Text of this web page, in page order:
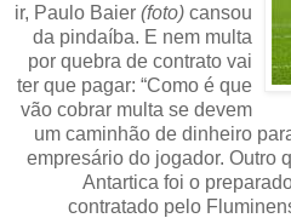
ir, Paulo Baier (foto) cansou
da pindaíba. E nem multa
por quebra de contrato vai
ter que pagar: “Como é que
vão cobrar multa se devem
um caminhão de dinheiro
empresário do jogador. Outro
Antartica foi o
contratado pelo